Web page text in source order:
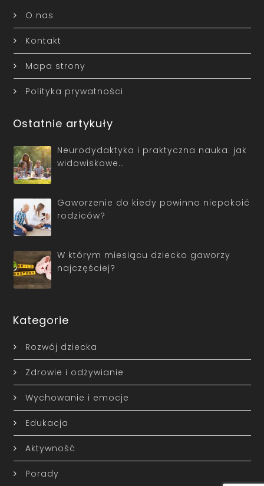
O nas
Kontakt
Mapa strony
Polityka prywatności
Ostatnie artykuły
Neurodydaktyka i praktyczna nauka: jak
widowiskowe…
Gaworzenie do kiedy powinno niepokoić
rodziców?
W którym miesiącu dziecko gaworzy
najczęściej?
Kategorie
Rozwój dziecka
Zdrowie i odżywianie
Wychowanie i emocje
Edukacja
Aktywność
Porady